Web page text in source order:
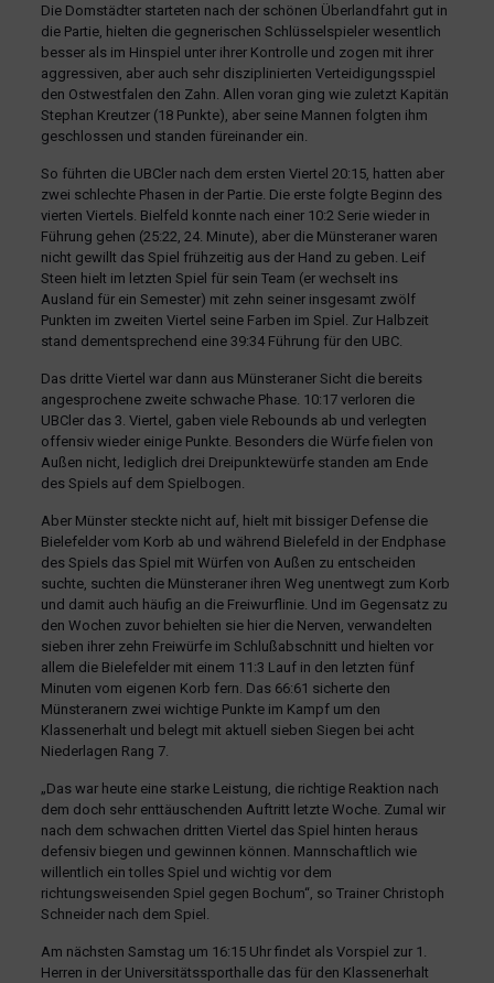
Die Domstädter starteten nach der schönen Überlandfahrt gut in
die Partie, hielten die gegnerischen Schlüsselspieler wesentlich
besser als im Hinspiel unter ihrer Kontrolle und zogen mit ihrer
aggressiven, aber auch sehr disziplinierten Verteidigungsspiel
den Ostwestfalen den Zahn. Allen voran ging wie zuletzt Kapitän
Stephan Kreutzer (18 Punkte), aber seine Mannen folgten ihm
geschlossen und standen füreinander ein.
So führten die UBCler nach dem ersten Viertel 20:15, hatten aber
zwei schlechte Phasen in der Partie. Die erste folgte Beginn des
vierten Viertels. Bielfeld konnte nach einer 10:2 Serie wieder in
Führung gehen (25:22, 24. Minute), aber die Münsteraner waren
nicht gewillt das Spiel frühzeitig aus der Hand zu geben. Leif
Steen hielt im letzten Spiel für sein Team (er wechselt ins
Ausland für ein Semester) mit zehn seiner insgesamt zwölf
Punkten im zweiten Viertel seine Farben im Spiel. Zur Halbzeit
stand dementsprechend eine 39:34 Führung für den UBC.
Das dritte Viertel war dann aus Münsteraner Sicht die bereits
angesprochene zweite schwache Phase. 10:17 verloren die
UBCler das 3. Viertel, gaben viele Rebounds ab und verlegten
offensiv wieder einige Punkte. Besonders die Würfe fielen von
Außen nicht, lediglich drei Dreipunktewürfe standen am Ende
des Spiels auf dem Spielbogen.
Aber Münster steckte nicht auf, hielt mit bissiger Defense die
Bielefelder vom Korb ab und während Bielefeld in der Endphase
des Spiels das Spiel mit Würfen von Außen zu entscheiden
suchte, suchten die Münsteraner ihren Weg unentwegt zum Korb
und damit auch häufig an die Freiwurflinie. Und im Gegensatz zu
den Wochen zuvor behielten sie hier die Nerven, verwandelten
sieben ihrer zehn Freiwürfe im Schlußabschnitt und hielten vor
allem die Bielefelder mit einem 11:3 Lauf in den letzten fünf
Minuten vom eigenen Korb fern. Das 66:61 sicherte den
Münsteranern zwei wichtige Punkte im Kampf um den
Klassenerhalt und belegt mit aktuell sieben Siegen bei acht
Niederlagen Rang 7.
„Das war heute eine starke Leistung, die richtige Reaktion nach
dem doch sehr enttäuschenden Auftritt letzte Woche. Zumal wir
nach dem schwachen dritten Viertel das Spiel hinten heraus
defensiv biegen und gewinnen können. Mannschaftlich wie
willentlich ein tolles Spiel und wichtig vor dem
richtungsweisenden Spiel gegen Bochum“, so Trainer Christoph
Schneider nach dem Spiel.
Am nächsten Samstag um 16:15 Uhr findet als Vorspiel zur 1.
Herren in der Universitätssporthalle das für den Klassenerhalt